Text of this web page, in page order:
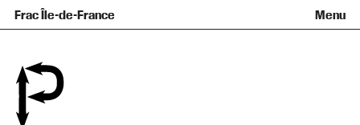
Frac Île-de-France Menu
Qu’est-ce qu’un Frac ?
Prêts d’œuvres
Informations pratiques
Venir au Frac
Familles et enfants
Groupes
Espaces de pratique libre
Accessibilité
+Aa-